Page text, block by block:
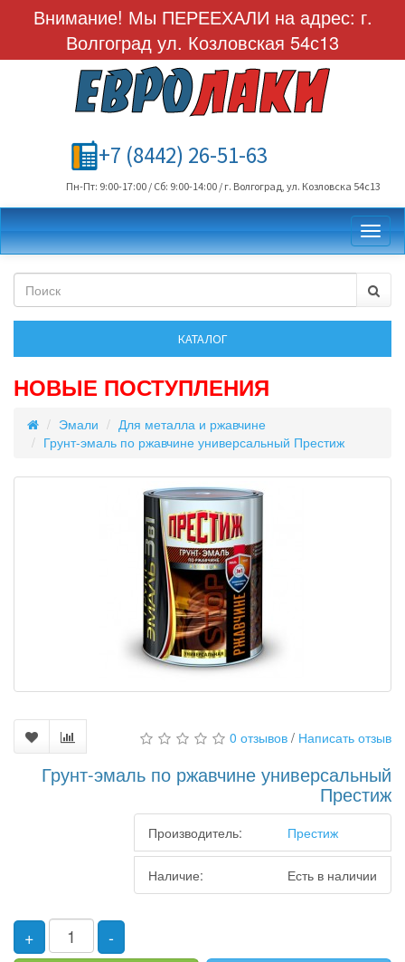
Внимание! Мы ПЕРЕЕХАЛИ на адрес: г.
Волгоград ул. Козловская 54с13
+7 (8442) 26-51-63
Пн-Пт: 9:00-17:00 / Сб: 9:00-14:00 / г. Волгоград, ул. Козловска 54с13
НОВЫЕ ПОСТУПЛЕНИЯ
Эмали
Для металла и ржавчине
Грунт-эмаль по ржавчине универсальный Престиж
0 отзывов / Написать отзыв
Грунт-эмаль по ржавчине универсальный
Престиж
Производитель: Престиж
Наличие: Есть в наличии
+
-